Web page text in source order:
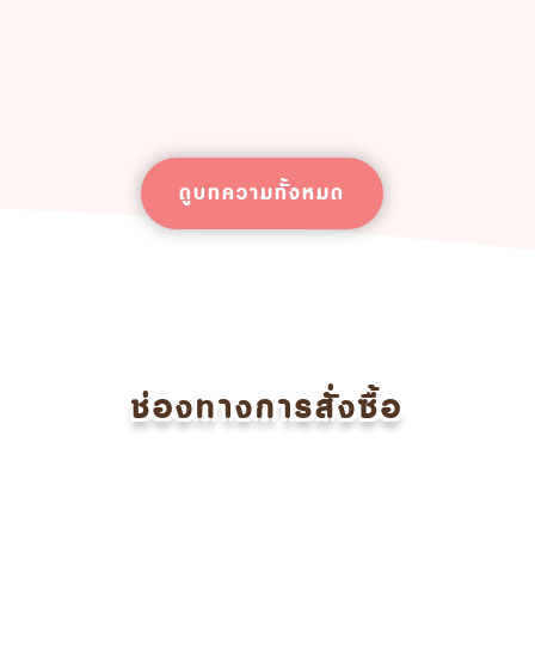
ดูบทความทั้งหมด
ช่องทางการสั่งซื้อ